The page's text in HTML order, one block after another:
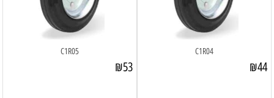
C1R04
₪44
C1R05
₪53